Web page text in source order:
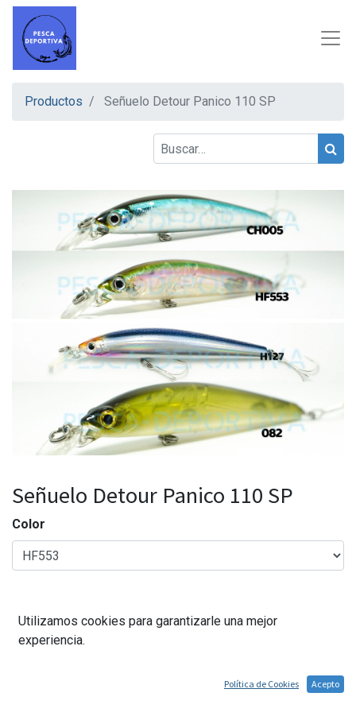
Productos Señuelo Detour Panico 110 SP
Señuelo Detour Panico 110 SP
Color
Agregar al carrito
Utilizamos cookies para garantizarle una mejor
experiencia.
Política de Cookies Acepto